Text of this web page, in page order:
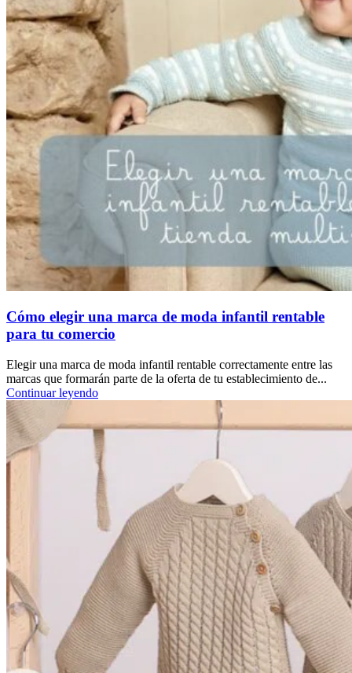
Cómo elegir una marca de moda infantil rentable
para tu comercio
Elegir una marca de moda infantil rentable correctamente entre las
marcas que formarán parte de la oferta de tu establecimiento de...
Continuar leyendo